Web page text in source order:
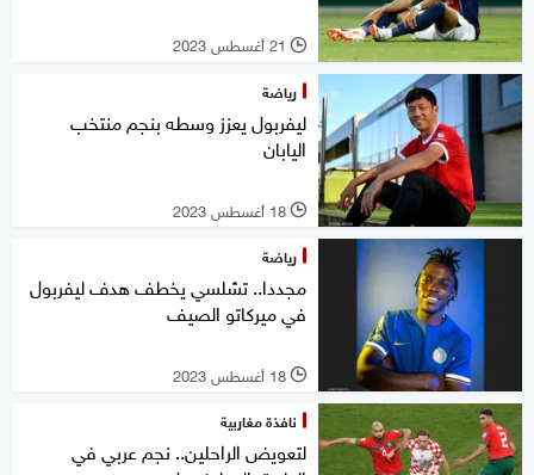
l 21 أغسطس 2023
رياضة
ليفربول يعزز وسطه بنجم منتخب
اليابان
l 18 أغسطس 2023
رياضة
مجددا.. تشلسي يخطف هدف ليفربول
في ميركاتو الصيف
l 18 أغسطس 2023
نافذة مغاربية
لتعويض الراحلين.. نجم عربي في